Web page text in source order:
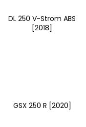
DL 250 V-Strom ABS
[2018]
GSX 250 R [2020]